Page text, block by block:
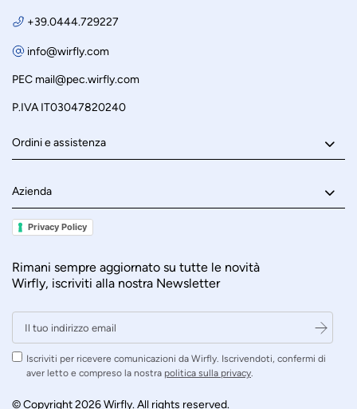
+39.0444.729227
info@wirfly.com
PEC mail@pec.wirfly.com
P.IVA IT03047820240
Ordini e assistenza
Azienda
Privacy Policy
Rimani sempre aggiornato su tutte le novità
Wirfly, iscriviti alla nostra Newsletter
Iscriviti per ricevere comunicazioni da Wirfly. Iscrivendoti, confermi di
aver letto e compreso la nostra politica sulla privacy.
© Copyright 2026 Wirfly. All rights reserved.